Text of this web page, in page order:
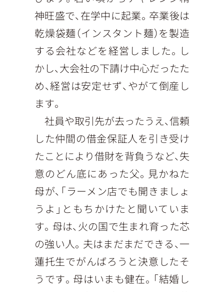
神旺盛で、在学中に起業。卒業後は
乾燥袋麺（インスタント麺）を製造
する会社などを経営しました。し
かし、大会社の下請け中心だったた
め、経営は安定せず、やがて倒産し
ます。
社員や取引先が去ったうえ、信頼
した仲間の借金保証人を引き受け
たことにより借財を背負うなど、失
意のどん底にあった父。見かねた
母が、「ラーメン店でも開きましょ
うよ」ともちかけたと聞いていま
す。母は、火の国で生まれ育った芯
の強い人。夫はまだまだできる、一
蓮托生でがんばろうと決意したそ
うです。母はいまも健在。「結婚し